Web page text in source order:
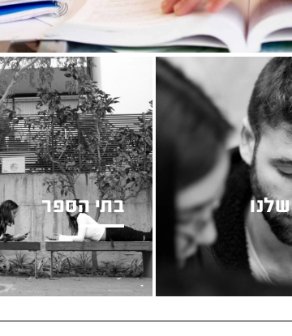
בתי הספר